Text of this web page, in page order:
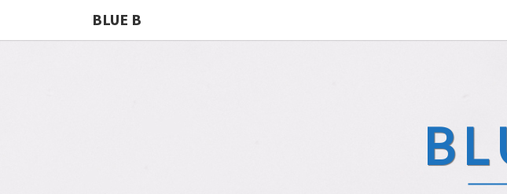
BLUE B